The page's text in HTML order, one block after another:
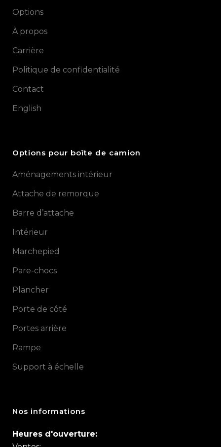
Options
À propos
Carrière
Politique de confidentialité
Contact
English
Options pour boîte de camion
Aménagements intérieur
Attache de remorque
Barre d’attache
Intérieur
Marchepied
Pare-chocs
Plancher
Porte de côté
Portes arrière
Rampe
Support à échelle
Nos informations
Heures d'ouverture: